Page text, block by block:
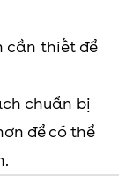
cần thiết để
chuẩn bị
để có thể